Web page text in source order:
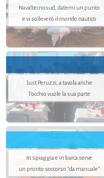
Navaltecnosud, datemi un punto
e vi solleverò il mondo nautico
Just Peruzzi, a tavola anche
l’occhio vuole la sua parte
In spiaggia e in barca serve
un pronto soccorso "da manuale"